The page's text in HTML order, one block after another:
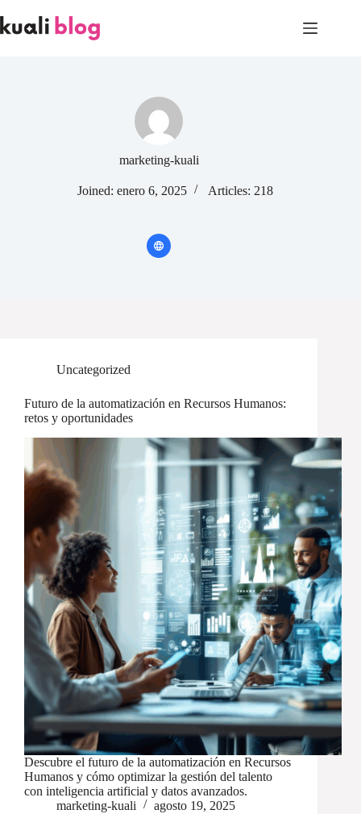
to
content
marketing-kuali
Joined: enero 6, 2025 Articles: 218
Uncategorized
Futuro de la automatización en Recursos Humanos:
retos y oportunidades
Descubre el futuro de la automatización en Recursos
Humanos y cómo optimizar la gestión del talento
con inteligencia artificial y datos avanzados.
marketing-kuali
agosto 19, 2025